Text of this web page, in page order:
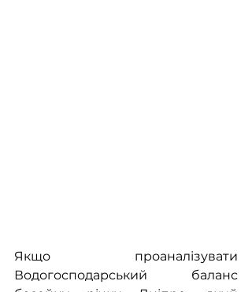
Якщо проаналізувати
Водогосподарський баланс